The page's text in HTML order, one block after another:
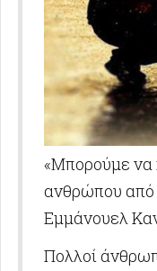
«Μπορούμε να
ανθρώπου από
Εμμάνουελ
Πολλοί